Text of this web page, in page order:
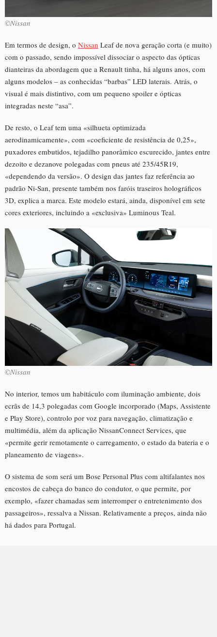
©Nissan
Em termos de design, o Nissan Leaf de nova geração corta (e muito)
com o passado, sendo impossível dissociar o aspecto das ópticas
dianteiras da abordagem que a Renault tinha, há alguns anos, com
alguns modelos – as conhecidas “barbas” LED laterais. Atrás, o
visual é mais distintivo, com um pequeno spoiler e ópticas
integradas neste “asa”.
De resto, o Leaf tem uma «silhueta optimizada
aerodinamicamente», com «coeficiente de resistência de 0,25»,
puxadores embutidos, tejadilho panorâmico escurecido, jantes entre
dezoito e dezanove polegadas com pneus até 235/45R19,
«dependendo da versão». O design das jantes faz referência ao
padrão Ni-San, presente também nos faróis traseiros holográficos
3D, explica a marca. Este modelo estará, ainda, disponível em sete
cores exteriores, incluindo a «exclusiva» Luminous Teal.
©Nissan
No interior, temos um habitáculo com iluminação ambiente, dois
ecrãs de 14,3 polegadas com Google incorporado (Maps, Assistente
e Play Store), controlo por voz para navegação, climatização e
multimédia, além da aplicação NissanConnect Services, que
«permite gerir remotamente o carregamento, o estado da bateria e o
planeamento de viagens».
O sistema de som será um Bose Personal Plus com altifalantes nos
encostos de cabeça do banco do condutor, o que permite, por
exemplo, «fazer chamadas sem interromper o entretenimento dos
passageiros», ressalva a Nissan. Relativamente a preços, ainda não
há dados para Portugal.